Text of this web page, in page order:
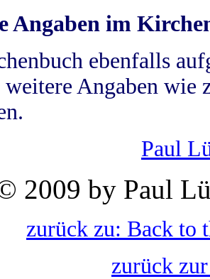
Angaben im
ebenfalls
Angaben wie
Paul
2009 by Paul
zurück zu: Back to
zurück